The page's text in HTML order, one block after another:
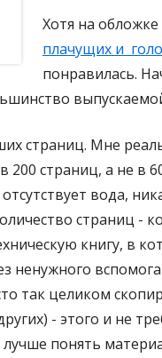
Хотя на обложке
плачущих и
понравилась.
страниц. Мне
страниц, а не в
вода,
страниц -
книгу, в
ненужного
так целиком
- этого и не
понять